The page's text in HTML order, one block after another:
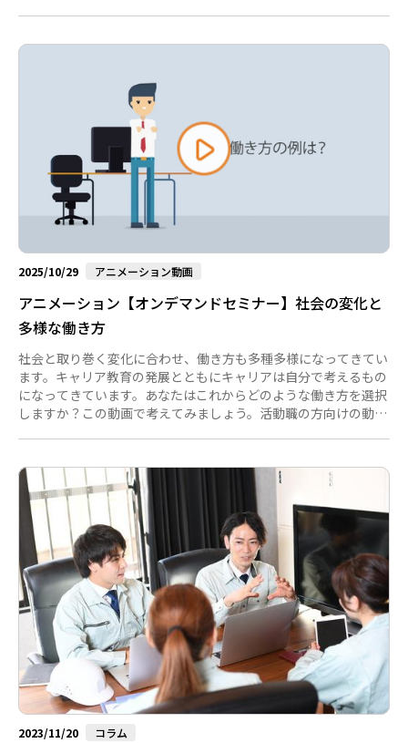
があり求められていると言えるでしょう。 企業が求める50代の
「人間関係の構築力」は、実際に働く際にはどのような職場でも
重要な能力です。経験のあまりない若手がつまずくような場面で
2025/10/29 アニメーション動画
アニメーション【オンデマンドセミナー】社会の変化と
多様な働き方
社会と取り巻く変化に合わせ、働き方も多種多様になってきてい
ます。キャリア教育の発展とともにキャリアは自分で考えるもの
になってきています。あなたはこれからどのような働き方を選択
しますか？この動画で考えてみましょう。活動職の方向けの動画
2023/11/20 コラム